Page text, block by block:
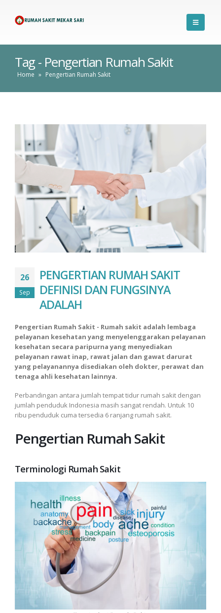
Tag - Pengertian Rumah Sakit
Home » Pengertian Rumah Sakit
26
Sep
PENGERTIAN RUMAH SAKIT
DEFINISI DAN FUNGSINYA
ADALAH
Pengertian Rumah Sakit - Rumah sakit adalah lembaga
pelayanan kesehatan yang menyelenggarakan pelayanan
kesehatan secara paripurna yang menyediakan
pelayanan rawat inap, rawat jalan dan gawat darurat
yang pelayanannya disediakan oleh dokter, perawat dan
tenaga ahli kesehatan lainnya.
Perbandingan antara jumlah tempat tidur rumah sakit dengan
jumlah penduduk Indonesia masih sangat rendah. Untuk 10
ribu penduduk cuma tersedia 6 ranjang rumah sakit.
Pengertian Rumah Sakit
Terminologi Rumah Sakit